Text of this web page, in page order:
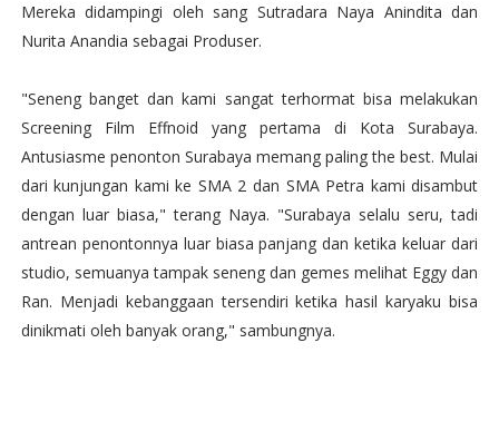
Mereka didampingi oleh sang Sutradara Naya Anindita dan
Nurita Anandia sebagai Produser.
"Seneng banget dan kami sangat terhormat bisa melakukan
Screening Film Effnoid yang pertama di Kota Surabaya.
Antusiasme penonton Surabaya memang paling the best. Mulai
dari kunjungan kami ke SMA 2 dan SMA Petra kami disambut
dengan luar biasa," terang Naya. "Surabaya selalu seru, tadi
antrean penontonnya luar biasa panjang dan ketika keluar dari
studio, semuanya tampak seneng dan gemes melihat Eggy dan
Ran. Menjadi kebanggaan tersendiri ketika hasil karyaku bisa
dinikmati oleh banyak orang," sambungnya.